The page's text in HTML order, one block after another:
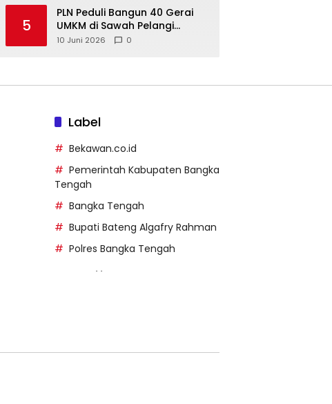
5
‎PLN Peduli Bangun 40 Gerai
UMKM di Sawah Pelangi
Namang, Dorong
10 Juni 2026 0
Label
Bekawan.co.id
Pemerintah Kabupaten Bangka
Tengah
Bangka Tengah
Bupati Bateng Algafry Rahman
Polres Bangka Tengah